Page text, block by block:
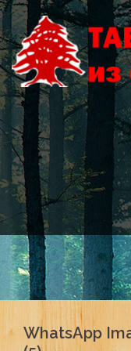
Skip
to
content
WhatsApp